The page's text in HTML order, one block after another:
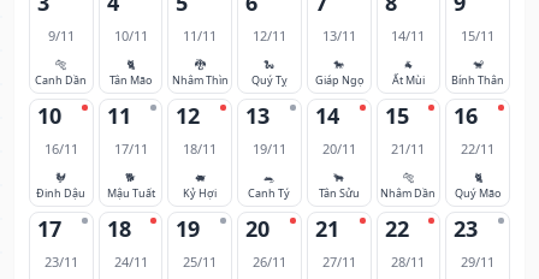
9/11
🐅
Canh Dần
10/11
🐈
Tân Mão
11/11
🐉
Nhâm Thìn
12/11
🐍
Quý Tỵ
13/11
🐎
Giáp Ngọ
14/11
🐐
Ất Mùi
15/11
🐒
Bính Thân
10
16/11
🐓
Đinh Dậu
11
17/11
🐕
Mậu Tuất
12
18/11
🐖
Kỷ Hợi
13
19/11
🐀
Canh Tý
14
20/11
🐂
Tân Sửu
15
21/11
🐅
Nhâm Dần
16
22/11
🐈
Quý Mão
17
23/11
18
24/11
19
25/11
20
26/11
21
27/11
22
28/11
23
29/11